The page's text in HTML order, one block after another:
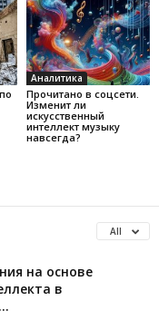
Аналитика
Прочитано в соцсети.
Изменит ли
искусственный
интеллект музыку
навсегда?
All
на основе
в